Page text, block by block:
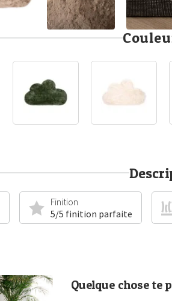
Finition
5/5 finition parfaite
Quelque chose te